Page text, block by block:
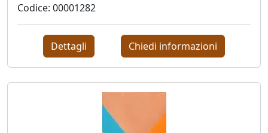
Maria
Basile
Giuliana
Codice: 00001282
Dettagli Chiedi informazioni